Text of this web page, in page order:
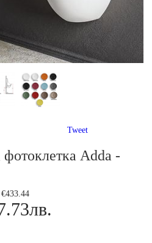
Tweet
Adda -
€433.44